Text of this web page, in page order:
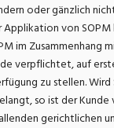
oder gänzlich
von
Zusammenhang
verpflichtet, auf
zu stellen.
so ist der
gerichtlichen